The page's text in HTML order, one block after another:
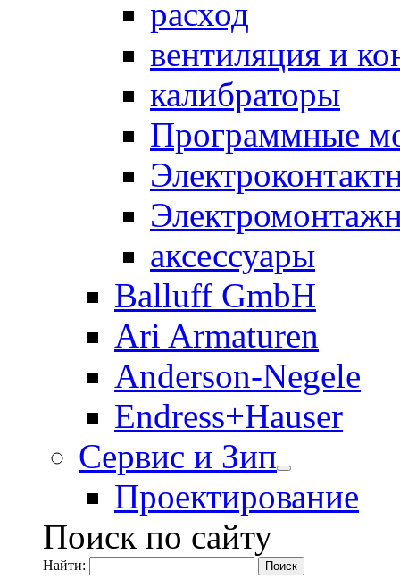
расход
вентиляция и
калибраторы
Программные
аксессуары
Balluff GmbH
Ari Armaturen
Anderson-Negele
Endress+Hauser
Сервис и Зип
Проектирование
Поиск по сайту
Найти: